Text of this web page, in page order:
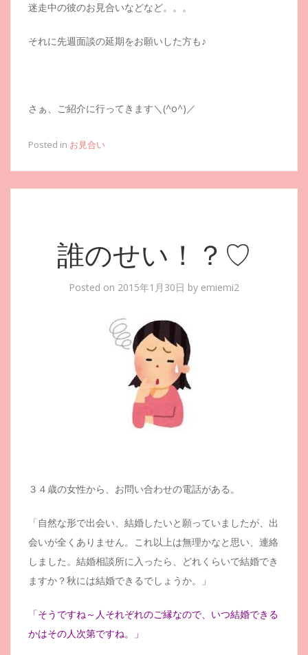
迷走中の彼のお見合いなどなど。。。
それに先週面談の延期をお願いした方も♪
さぁ、ご紹介に行ってきます＼(^o^)／
Posted in お見合い
誰のせい！？♡
Posted on 2015年1月30日 by emiemi2
３４歳の女性から、お問い合わせの電話がある。
「自然な形で出会い、結婚したいと願っていましたが、出
会いが全くありません。これ以上は無理かなと思い、連絡
しました。結婚相談所に入ったら、どれくらいで結婚でき
ますか？秋には結婚できるでしょうか。」
「そうですね～人それぞれのご縁なので、いつ結婚できる
かはその人次第ですね。」